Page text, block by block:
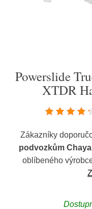
Powerslide
XTDR
Zákazníky
podvozkům
oblíbeného